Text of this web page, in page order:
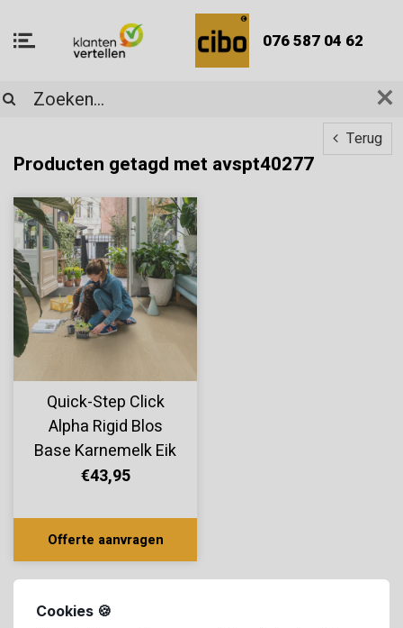
Cookies 🍪
076 587 04 62
Terug
Producten getagd met avspt40277
Quick-Step Click
Alpha Rigid Blos
Base Karnemelk Eik
AVSPT40277
€43,95
Offerte aanvragen